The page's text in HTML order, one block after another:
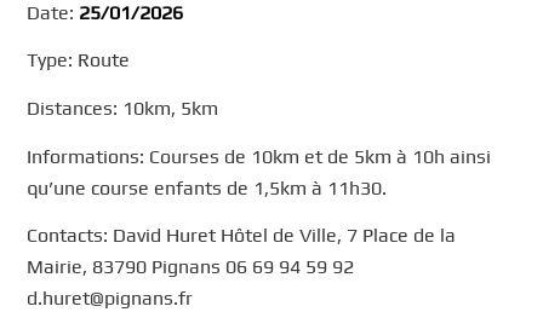
Date: 25/01/2026
Type: Route
Distances: 10km, 5km
Informations: Courses de 10km et de 5km à 10h ainsi
qu’une course enfants de 1,5km à 11h30.
Contacts: David Huret Hôtel de Ville, 7 Place de la
Mairie, 83790 Pignans 06 69 94 59 92
d.huret@pignans.fr